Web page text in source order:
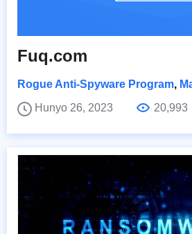
Fuq.com
Rogue Anti-Spyware Program,
Hunyo 26, 2023
20,993